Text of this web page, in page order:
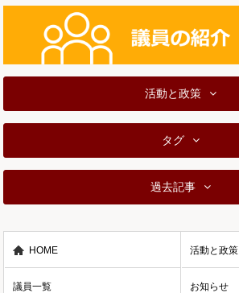
活動と政策
タグ
過去記事
HOME 活動と政策
議員一覧 お知らせ